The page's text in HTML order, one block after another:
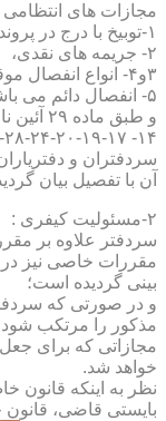
مجازات های انتظامی را
۱-توبیخ با درج در پرونده،
۲- جریمه های نقدی،
۳و۴- انواع انفصال موقت
۵- انفصال دائم می باشد
آن با تفصیل بیان
۲-مسئولیت کیفری :
سردفتر علاوه بر
بینی گردیده است؛
و در صورتی که
مذکور را مرتکب
مجازاتی که برای
خواهد شد.
نظر به اینکه قانون
بایستی قاضی، قانون